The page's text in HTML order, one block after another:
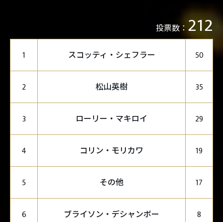
投票数： 212
1 スコッティ・シェフラー 50
2 松山英樹 35
3 ローリー・マキロイ 29
4 コリン・モリカワ 19
5 その他 17
6 ブライソン・デシャンボー 8